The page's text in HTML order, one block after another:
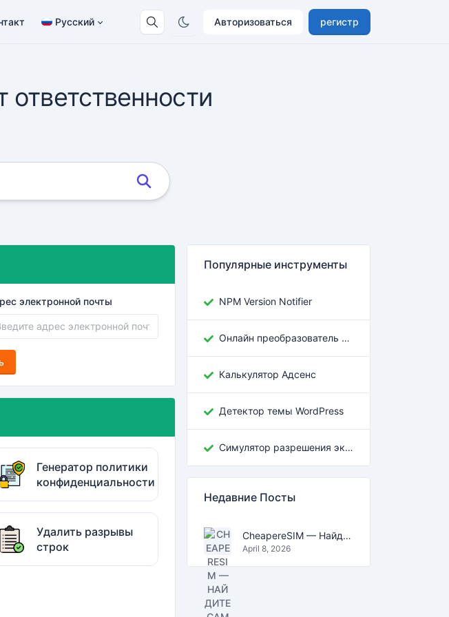
Авторизоваться регистр
Русский
ответственности
электронной почты
Генератор политики
конфиденциальности
Удалить разрывы
строк
Популярные инструменты
NPM Version Notifier
Онлайн преобразователь кодировок грузинского текста
Калькулятор Адсенс
Детектор темы WordPress
Симулятор разрешения экрана
Недавние Посты
CheapereSIM — Найдите самые дешёвые тарифы eSIM для путешествий в 2026
April 8, 2026